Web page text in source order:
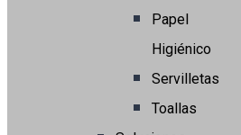
Papel
Higiénico
Servilletas
Toallas